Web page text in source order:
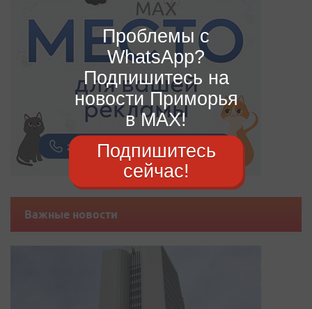
Важные новости
Проблемы с
WhatsApp?
Подпишитесь на
новости Приморья
в MAX!
Подпишитесь
сейчас!